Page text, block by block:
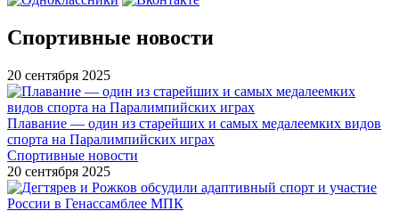
Спортивные новости
20 сентября 2025
Плавание — один из старейших и самых медалеемких видов
спорта на Паралимпийских играх
Спортивные новости
20 сентября 2025